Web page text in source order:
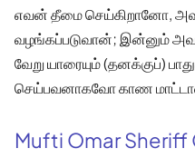
எவன் தீமை செய்கிறானோ,
வழங்கப்படுவான்; இன்னும்
வேறு யாரையும் (தனக்குப்)
செய்பவனாகவோ காண
Mufti Omar Sheriff